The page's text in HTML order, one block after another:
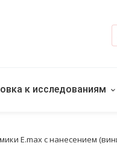
к исследованиям
E.max с нанесением